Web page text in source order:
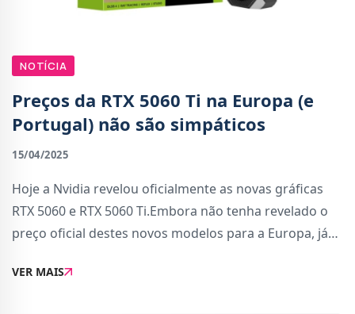
NOTÍCIA
Preços da RTX 5060 Ti na Europa (e
Portugal) não são simpáticos
15/04/2025
Hoje a Nvidia revelou oficialmente as novas gráficas
RTX 5060 e RTX 5060 Ti.Embora não tenha revelado o
preço oficial destes novos modelos para a Europa, já
criadas e com preço marcado. Por isso,
VER MAIS